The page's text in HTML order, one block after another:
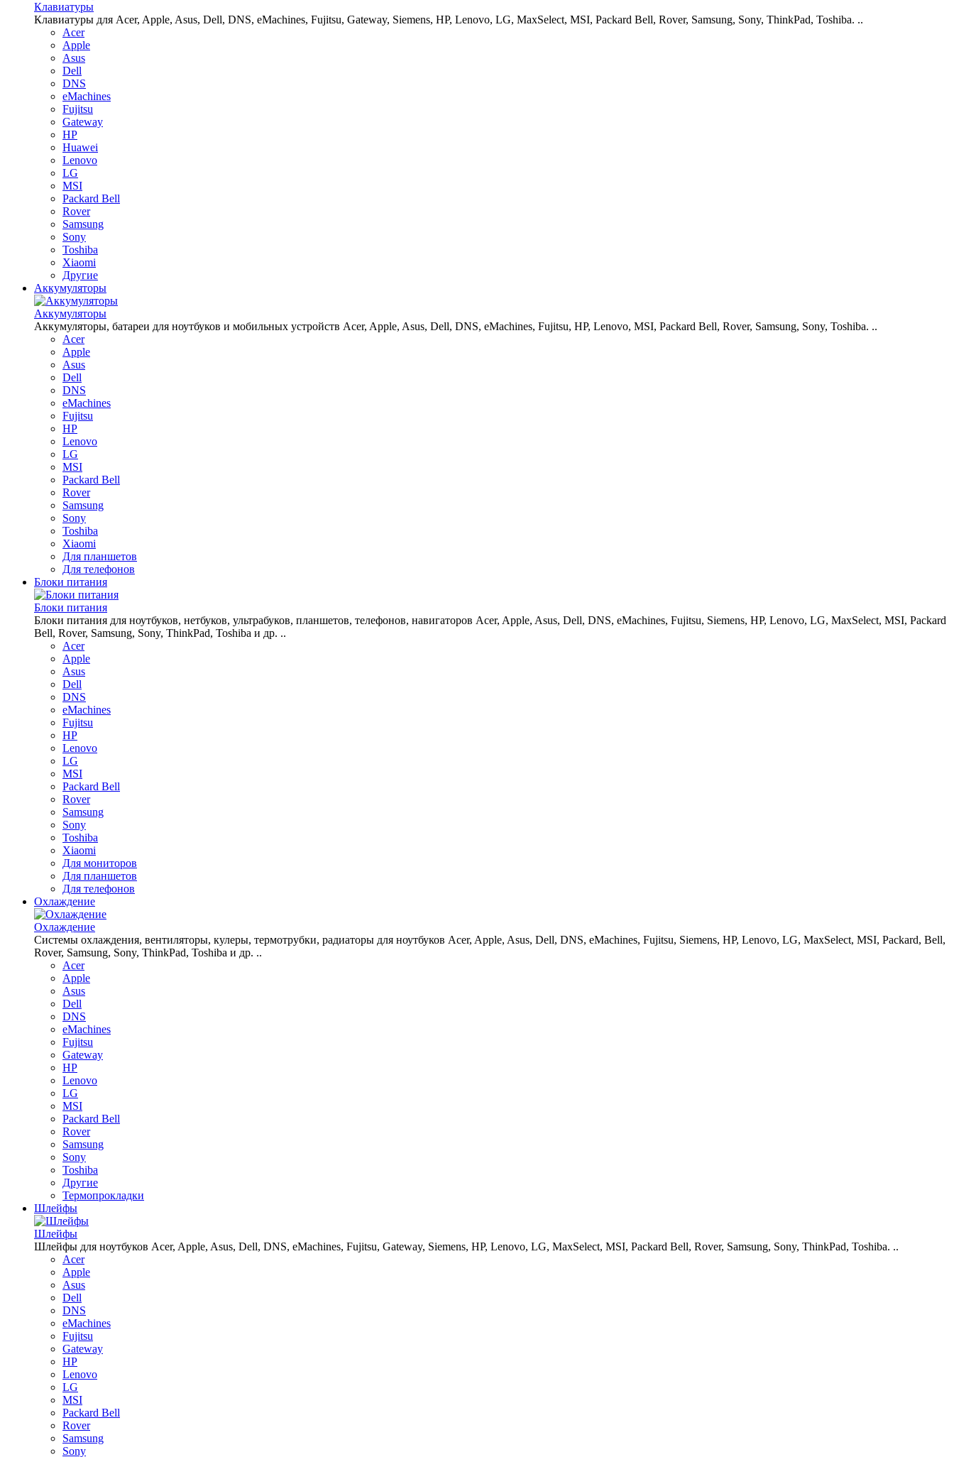
Клавиатуры
Клавиатуры для Acer, Apple, Asus, Dell, DNS, eMachines, Fujitsu, Gateway, Siemens, HP, Lenovo, LG, MaxSelect, MSI, Packard Bell, Rover, Samsung, Sony, ThinkPad, Toshiba. ..
Acer
Apple
Asus
Dell
DNS
eMachines
Fujitsu
Gateway
HP
Huawei
Lenovo
LG
MSI
Packard Bell
Rover
Samsung
Sony
Toshiba
Xiaomi
Другие
Аккумуляторы
Аккумуляторы
Аккумуляторы, батареи для ноутбуков и мобильных устройств Acer, Apple, Asus, Dell, DNS, eMachines, Fujitsu, HP, Lenovo, MSI, Packard Bell, Rover, Samsung, Sony, Toshiba. ..
Acer
Apple
Asus
Dell
DNS
eMachines
Fujitsu
HP
Lenovo
LG
MSI
Packard Bell
Rover
Samsung
Sony
Toshiba
Xiaomi
Для планшетов
Для телефонов
Блоки питания
Блоки питания
Блоки питания для ноутбуков, нетбуков, ультрабуков, планшетов, телефонов, навигаторов Acer, Apple, Asus, Dell, DNS, eMachines, Fujitsu, Siemens, HP, Lenovo, LG, MaxSelect, MSI, Packard
Bell, Rover, Samsung, Sony, ThinkPad, Toshiba и др. ..
Acer
Apple
Asus
Dell
DNS
eMachines
Fujitsu
HP
Lenovo
LG
MSI
Packard Bell
Rover
Samsung
Sony
Toshiba
Xiaomi
Для мониторов
Для планшетов
Для телефонов
Охлаждение
Охлаждение
Системы охлаждения, вентиляторы, кулеры, термотрубки, радиаторы для ноутбуков Acer, Apple, Asus, Dell, DNS, eMachines, Fujitsu, Siemens, HP, Lenovo, LG, MaxSelect, MSI, Packard, Bell,
Rover, Samsung, Sony, ThinkPad, Toshiba и др. ..
Acer
Apple
Asus
Dell
DNS
eMachines
Fujitsu
Gateway
HP
Lenovo
LG
MSI
Packard Bell
Rover
Samsung
Sony
Toshiba
Другие
Термопрокладки
Шлейфы
Шлейфы
Шлейфы для ноутбуков Acer, Apple, Asus, Dell, DNS, eMachines, Fujitsu, Gateway, Siemens, HP, Lenovo, LG, MaxSelect, MSI, Packard Bell, Rover, Samsung, Sony, ThinkPad, Toshiba. ..
Acer
Apple
Asus
Dell
DNS
eMachines
Fujitsu
Gateway
HP
Lenovo
LG
MSI
Packard Bell
Rover
Samsung
Sony